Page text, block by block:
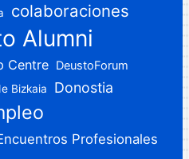
colaboraciones
Alumni
Centre DeustoForum
Bizkaia Donostia
Profesionales